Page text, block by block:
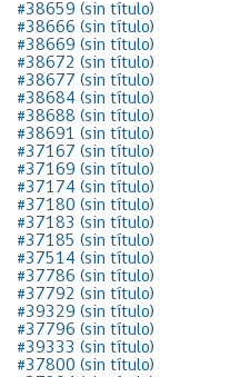
#38659 (sin título)
#38666 (sin título)
#38669 (sin título)
#38672 (sin título)
#38677 (sin título)
#38684 (sin título)
#38688 (sin título)
#38691 (sin título)
#37167 (sin título)
#37169 (sin título)
#37174 (sin título)
#37180 (sin título)
#37183 (sin título)
#37185 (sin título)
#37514 (sin título)
#37786 (sin título)
#37792 (sin título)
#39329 (sin título)
#37796 (sin título)
#39333 (sin título)
#37800 (sin título)